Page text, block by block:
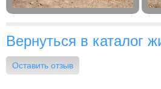
Вернуться в каталог
Оставить отзыв